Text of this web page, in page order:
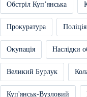
Обстріл Купʼянська
Прокуратура Поліція
Окупація Наслідки
Великий Бурлук
Куп'янськ-Вузловий